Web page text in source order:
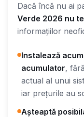
Dacă încă nu ai
Verde 2026 nu
informațiilor
Instalează
acumulator,
actual al unui
iar prețurile au
Așteaptă